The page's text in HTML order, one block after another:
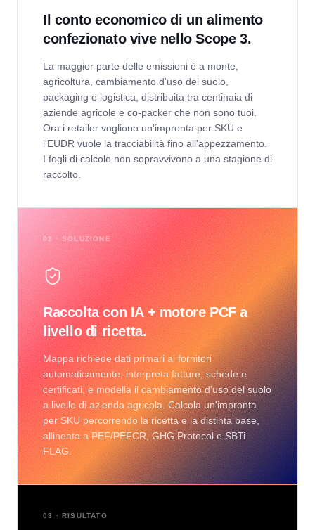
Il conto economico di un alimento
confezionato vive nello Scope 3.
La maggior parte delle emissioni è a monte,
agricoltura, cambiamento d'uso del suolo,
packaging e logistica, distribuita tra centinaia di
aziende agricole e co-packer che non sono tuoi.
Ora i retailer vogliono un'impronta per SKU e
l'EUDR vuole la tracciabilità fino all'appezzamento.
I fogli di calcolo non sopravvivono a una stagione di
raccolto.
02 · SOLUZIONE
Raccolta con IA + motore PCF a
livello di ricetta.
Mappa richiede dati primari ai fornitori
automaticamente, interpreta fatture, schede e
certificati, e modella il cambiamento d'uso del suolo
a livello di azienda agricola. Calcola un'impronta
per SKU percorrendo la ricetta e la distinta base,
allineata a PEF/PEFCR, GHG Protocol e SBTi
FLAG.
03 · RISULTATO